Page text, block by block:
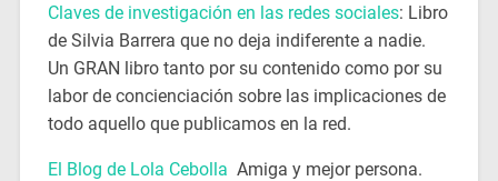
Claves de investigación en las redes sociales: Libro
de Silvia Barrera que no deja indiferente a nadie.
Un GRAN libro tanto por su contenido como por su
labor de concienciación sobre las implicaciones de
todo aquello que publicamos en la red.
El Blog de Lola Cebolla Amiga y mejor persona.